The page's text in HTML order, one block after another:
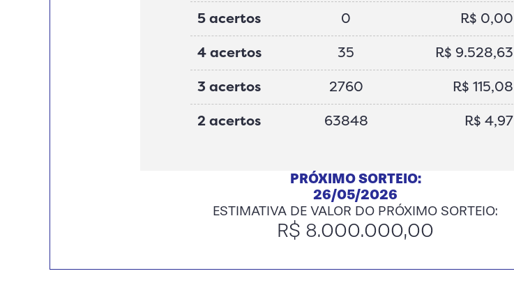
5 acertos 0
R$ 0,00
4 acertos
35
R$ 9.528,63
3 acertos
2760
R$ 115,08
2 acertos
63848 R$ 4,97
PRÓXIMO SORTEIO:
26/05/2026
ESTIMATIVA DE VALOR DO PRÓXIMO SORTEIO:
R$ 8.000.000,00